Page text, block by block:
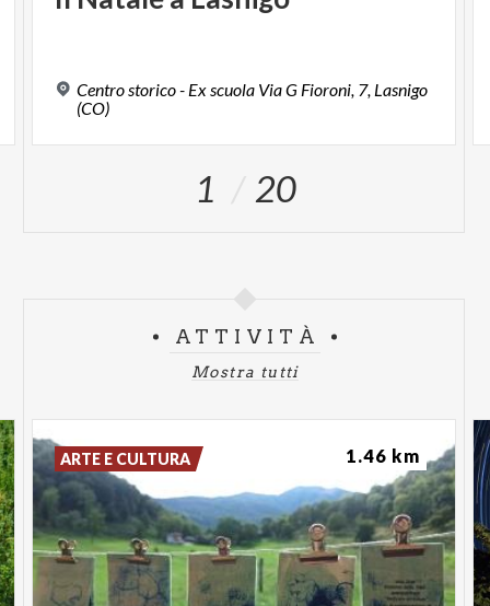
Centro storico - Ex scuola Via G Fioroni, 7, Lasnigo
(CO)
1 20
ATTIVITÀ
Mostra tutti
ARTE E CULTURA 1.46 km